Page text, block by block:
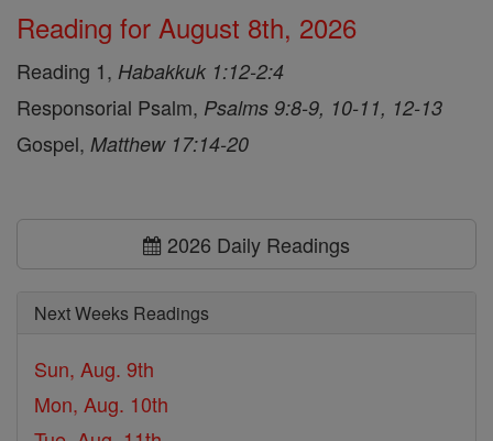
Reading for August 8th, 2026
Reading 1, Habakkuk 1:12-2:4
Responsorial Psalm, Psalms 9:8-9, 10-11, 12-13
Gospel, Matthew 17:14-20
2026 Daily Readings
Next Weeks Readings
Sun, Aug. 9th
Mon, Aug. 10th